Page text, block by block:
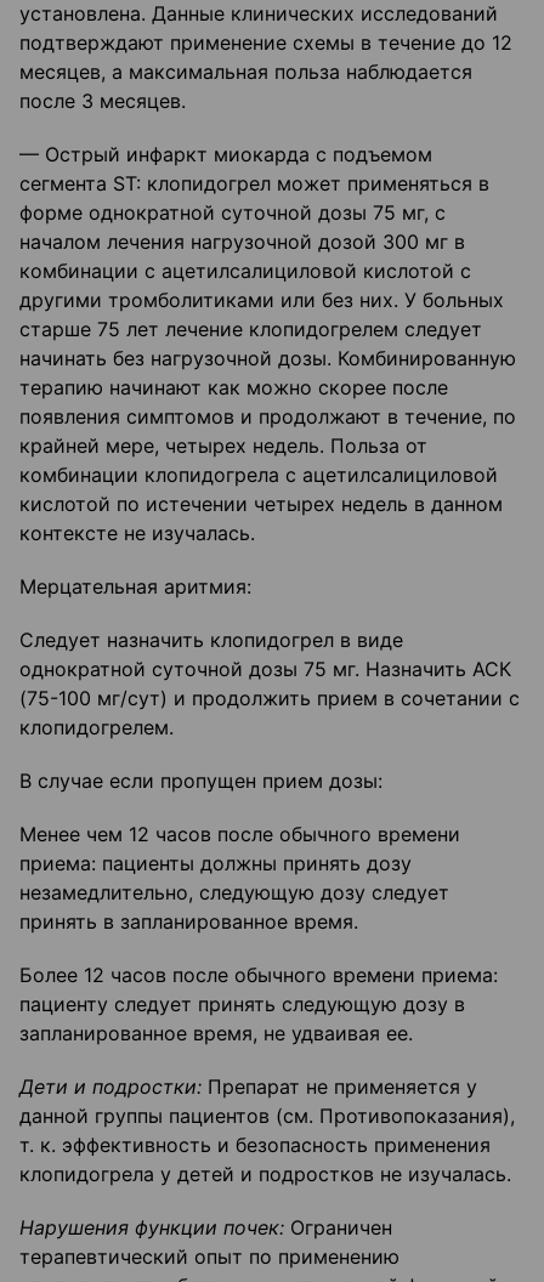
установлена. Данные клинических исследований
подтверждают применение схемы в течение до 12
месяцев, а максимальная польза наблюдается
после 3 месяцев.
— Острый инфаркт миокарда с подъемом
сегмента ST: клопидогрел может применяться в
форме однократной суточной дозы 75 мг, с
началом лечения нагрузочной дозой 300 мг в
комбинации с ацетилсалициловой кислотой с
другими тромболитиками или без них. У больных
старше 75 лет лечение клопидогрелем следует
начинать без нагрузочной дозы. Комбинированную
терапию начинают как можно скорее после
появления симптомов и продолжают в течение, по
крайней мере, четырех недель. Польза от
комбинации клопидогрела с ацетилсалициловой
кислотой по истечении четырех недель в данном
контексте не изучалась.
Мерцательная аритмия:
Следует назначить клопидогрел в виде
однократной суточной дозы 75 мг. Назначить АСК
(75-100 мг/сут) и продолжить прием в сочетании с
клопидогрелем.
В случае если пропущен прием дозы:
Менее чем 12 часов после обычного времени
приема: пациенты должны принять дозу
незамедлительно, следующую дозу следует
принять в запланированное время.
Более 12 часов после обычного времени приема:
пациенту следует принять следующую дозу в
запланированное время, не удваивая ее.
Дети и подростки: Препарат не применяется у
данной группы пациентов (см. Противопоказания),
т. к. эффективность и безопасность применения
клопидогрела у детей и подростков не изучалась.
Нарушения функции почек: Ограничен
терапевтический опыт по применению